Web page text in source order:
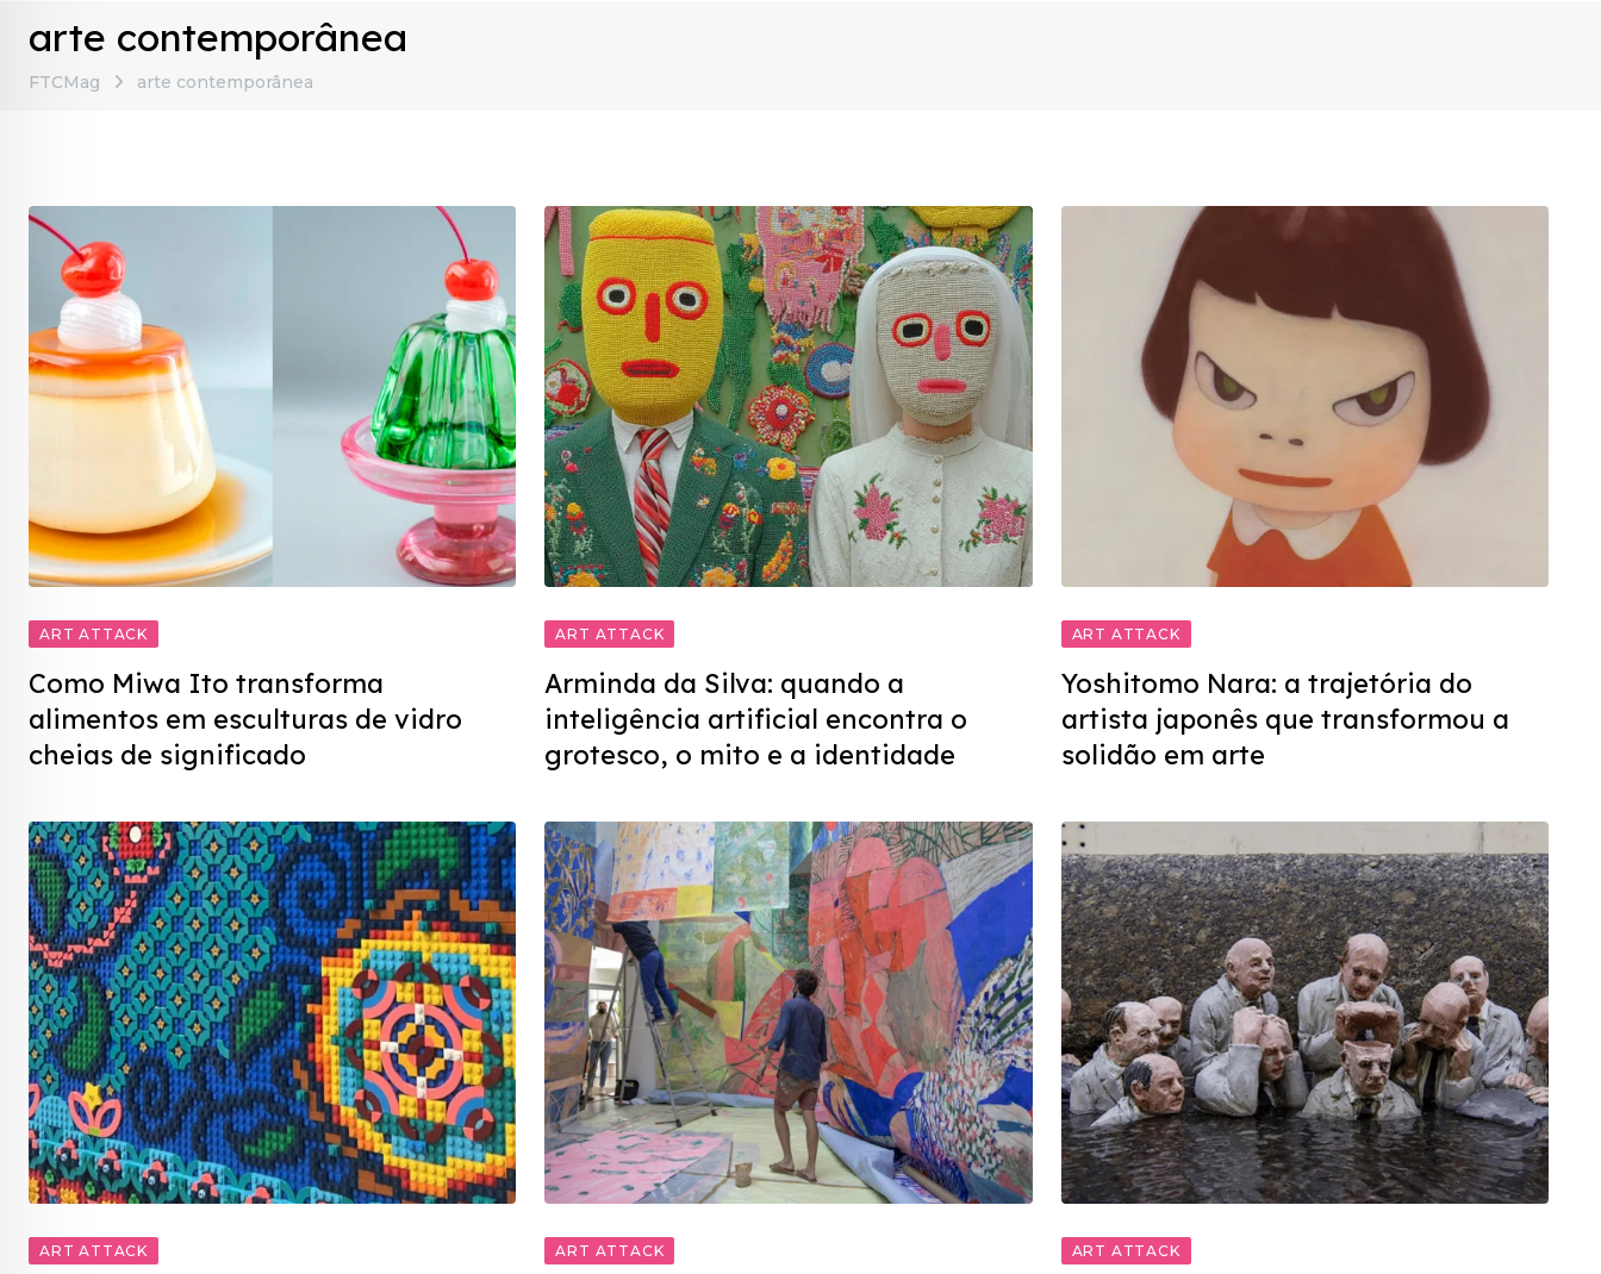
arte contemporânea
FTCMag arte contemporânea
ART ATTACK
Como Miwa Ito transforma
alimentos em esculturas de vidro
cheias de significado
ART ATTACK
Arminda da Silva: quando a
inteligência artificial encontra o
grotesco, o mito e a identidade
ART ATTACK
Yoshitomo Nara: a trajetória do
artista japonês que transformou a
solidão em arte
ART ATTACK ART ATTACK ART ATTACK